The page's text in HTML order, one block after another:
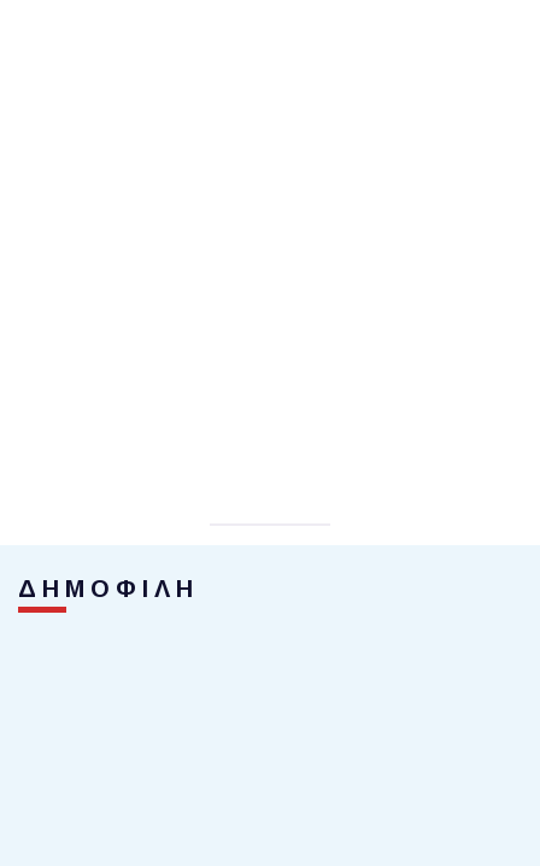
ΔΗΜΟΦΙΛΗ